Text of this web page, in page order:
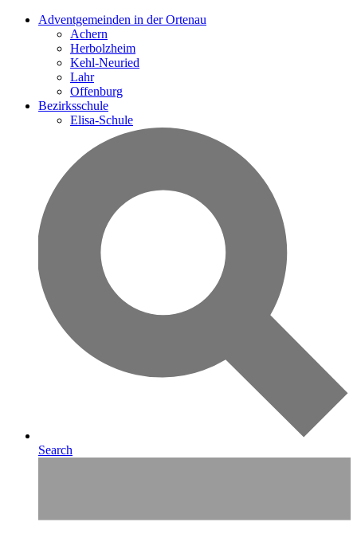
Adventgemeinden in der Ortenau
Achern
Herbolzheim
Kehl-Neuried
Lahr
Offenburg
Bezirksschule
Elisa-Schule
Search